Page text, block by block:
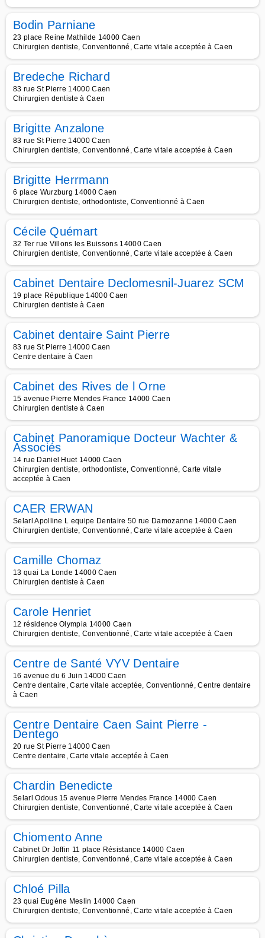
Bodin Parniane
23 place Reine Mathilde 14000 Caen
Chirurgien dentiste, Conventionné, Carte vitale acceptée à Caen
Bredeche Richard
83 rue St Pierre 14000 Caen
Chirurgien dentiste à Caen
Brigitte Anzalone
83 rue St Pierre 14000 Caen
Chirurgien dentiste, Conventionné, Carte vitale acceptée à Caen
Brigitte Herrmann
6 place Wurzburg 14000 Caen
Chirurgien dentiste, orthodontiste, Conventionné à Caen
Cécile Quémart
32 Ter rue Villons les Buissons 14000 Caen
Chirurgien dentiste, Conventionné, Carte vitale acceptée à Caen
Cabinet Dentaire Declomesnil-Juarez SCM
19 place République 14000 Caen
Chirurgien dentiste à Caen
Cabinet dentaire Saint Pierre
83 rue St Pierre 14000 Caen
Centre dentaire à Caen
Cabinet des Rives de l Orne
15 avenue Pierre Mendes France 14000 Caen
Chirurgien dentiste à Caen
Cabinet Panoramique Docteur Wachter &
Associés
14 rue Daniel Huet 14000 Caen
Chirurgien dentiste, orthodontiste, Conventionné, Carte vitale
acceptée à Caen
CAER ERWAN
Selarl Apolline L equipe Dentaire 50 rue Damozanne 14000 Caen
Chirurgien dentiste, Conventionné, Carte vitale acceptée à Caen
Camille Chomaz
13 quai La Londe 14000 Caen
Chirurgien dentiste à Caen
Carole Henriet
12 résidence Olympia 14000 Caen
Chirurgien dentiste, Conventionné, Carte vitale acceptée à Caen
Centre de Santé VYV Dentaire
16 avenue du 6 Juin 14000 Caen
Centre dentaire, Carte vitale acceptée, Conventionné, Centre dentaire
à Caen
Centre Dentaire Caen Saint Pierre -
Dentego
20 rue St Pierre 14000 Caen
Centre dentaire, Carte vitale acceptée à Caen
Chardin Benedicte
Selarl Odous 15 avenue Pierre Mendes France 14000 Caen
Chirurgien dentiste, Conventionné, Carte vitale acceptée à Caen
Chiomento Anne
Cabinet Dr Joffin 11 place Résistance 14000 Caen
Chirurgien dentiste, Conventionné, Carte vitale acceptée à Caen
Chloé Pilla
23 quai Eugène Meslin 14000 Caen
Chirurgien dentiste, Conventionné, Carte vitale acceptée à Caen